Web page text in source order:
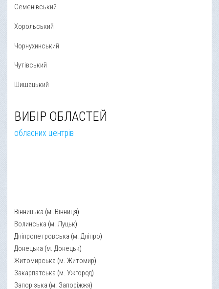
Семенівський
Хорольський
Чорнухинський
Чутівський
Шишацький
ВИБІР ОБЛАСТЕЙ
обласних центрів
Вінницька (м .Вінниця)
Волинська (м. Луцьк)
Дніпропетровська (м. Дніпро)
Донецька (м. Донецьк)
Житомирська (м. Житомир)
Закарпатська (м. Ужгород)
Запорізька (м. Запоріжжя)